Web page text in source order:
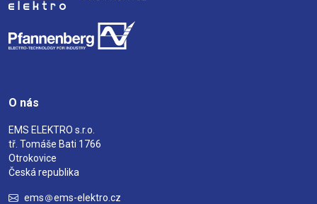
O nás
EMS ELEKTRO s.r.o.
tř. Tomáše Bati 1766
Otrokovice
Česká republika
ems
ems-elektro.cz